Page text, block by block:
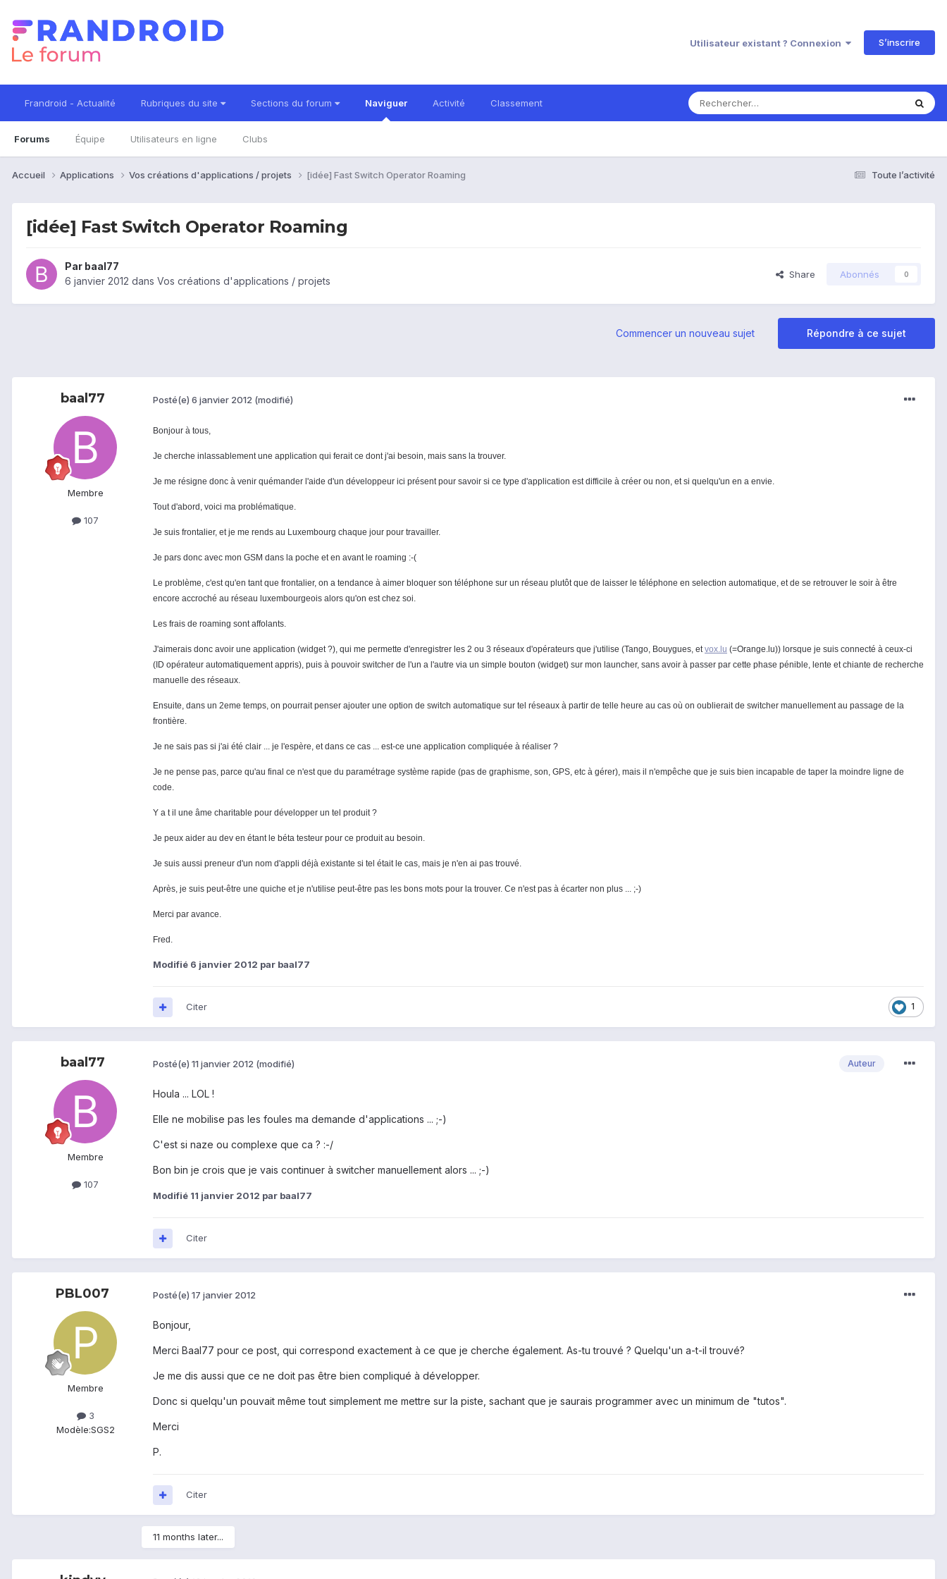
Utilisateur existant ? Connexion S’inscrire
Frandroid - Actualité Rubriques du site Sections du forum Naviguer
Forums Équipe Utilisateurs en ligne Clubs
Activité Classement
Toute l’activité
Accueil Applications Vos créations d'applications / projets [idée] Fast Switch Operator Roaming
[idée] Fast Switch Operator Roaming
Par baal77
6 janvier 2012 dans Vos créations d'applications / projets
Share Abonnés 0
Répondre à ce sujet
Commencer un nouveau sujet
baal77
Membre
107
Posté(e) 6 janvier 2012 (modifié)
Bonjour à tous,
Je cherche inlassablement une application qui ferait ce dont j'ai besoin, mais sans la trouver.
Je me résigne donc à venir quémander l'aide d'un développeur ici présent pour savoir si ce type d'application est difficile à créer ou non, et si quelqu'un en a envie.
Tout d'abord, voici ma problématique.
Je suis frontalier, et je me rends au Luxembourg chaque jour pour travailler.
Je pars donc avec mon GSM dans la poche et en avant le roaming :-(
Le problème, c'est qu'en tant que frontalier, on a tendance à aimer bloquer son téléphone sur un réseau plutôt que de laisser le téléphone en selection automatique, et de se retrouver le soir à être
encore accroché au réseau luxembourgeois alors qu'on est chez soi.
Les frais de roaming sont affolants.
J'aimerais donc avoir une application (widget ?), qui me permette d'enregistrer les 2 ou 3 réseaux d'opérateurs que j'utilise (Tango, Bouygues, etvox.lu (=Orange.lu)) lorsque je suis connecté à ceux-ci
(ID opérateur automatiquement appris), puis à pouvoir switcher de l'un a l'autre via un simple bouton (widget) sur mon launcher, sans avoir à passer par cette phase pénible, lente et chiante de recherche
manuelle des réseaux.
Ensuite, dans un 2eme temps, on pourrait penser ajouter une option de switch automatique sur tel réseaux à partir de telle heure au cas où on oublierait de switcher manuellement au passage de la
frontière.
Je ne sais pas si j'ai été clair ... je l'espère, et dans ce cas ... est-ce une application compliquée à réaliser ?
Je ne pense pas, parce qu'au final ce n'est que du paramétrage système rapide (pas de graphisme, son, GPS, etc à gérer), mais il n'empêche que je suis bien incapable de taper la moindre ligne de
code.
Y a t il une âme charitable pour développer un tel produit ?
Je peux aider au dev en étant le béta testeur pour ce produit au besoin.
Je suis aussi preneur d'un nom d'appli déjà existante si tel était le cas, mais je n'en ai pas trouvé.
Après, je suis peut-être une quiche et je n'utilise peut-être pas les bons mots pour la trouver. Ce n'est pas à écarter non plus ... ;-)
Merci par avance.
Fred.
Modifié 6 janvier 2012 par baal77
1
Citer
baal77
Membre
107
Auteur
Posté(e) 11 janvier 2012 (modifié)
Houla ... LOL !
Elle ne mobilise pas les foules ma demande d'applications ... ;-)
C'est si naze ou complexe que ca ? :-/
Bon bin je crois que je vais continuer à switcher manuellement alors ... ;-)
Modifié 11 janvier 2012 par baal77
Citer
PBL007
Membre
3
Modèle:SGS2
Posté(e) 17 janvier 2012
Bonjour,
Merci Baal77 pour ce post, qui correspond exactement à ce que je cherche également. As-tu trouvé ? Quelqu'un a-t-il trouvé?
Je me dis aussi que ce ne doit pas être bien compliqué à développer.
Donc si quelqu'un pouvait même tout simplement me mettre sur la piste, sachant que je saurais programmer avec un minimum de "tutos".
Merci
P.
Citer
11 months later...